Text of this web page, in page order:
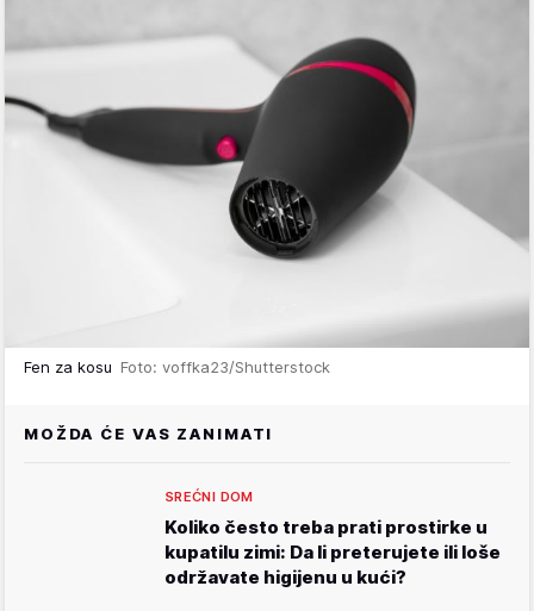
Fen za kosu Foto: voffka23/Shutterstock
MOŽDA ĆE VAS ZANIMATI
SREĆNI DOM
Koliko često treba prati prostirke u
kupatilu zimi: Da li preterujete ili loše
održavate higijenu u kući?